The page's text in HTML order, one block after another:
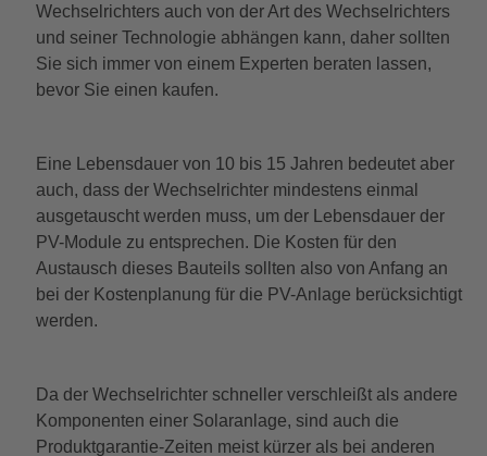
Wechselrichters auch von der Art des Wechselrichters
und seiner Technologie abhängen kann, daher sollten
Sie sich immer von einem Experten beraten lassen,
bevor Sie einen kaufen.
Eine Lebensdauer von 10 bis 15 Jahren bedeutet aber
auch, dass der Wechselrichter mindestens einmal
ausgetauscht werden muss, um der Lebensdauer der
PV-Module zu entsprechen. Die Kosten für den
Austausch dieses Bauteils sollten also von Anfang an
bei der Kostenplanung für die PV-Anlage berücksichtigt
werden.
Da der Wechselrichter schneller verschleißt als andere
Komponenten einer Solaranlage, sind auch die
Produktgarantie-Zeiten meist kürzer als bei anderen